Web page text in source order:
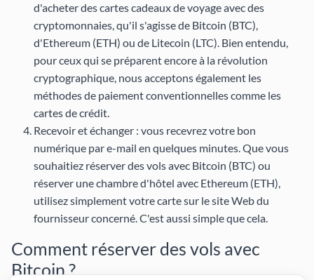
d'acheter des cartes cadeaux de voyage avec des
cryptomonnaies, qu'il s'agisse de Bitcoin (BTC),
d'Ethereum (ETH) ou de Litecoin (LTC). Bien entendu,
pour ceux qui se préparent encore à la révolution
cryptographique, nous acceptons également les
méthodes de paiement conventionnelles comme les
cartes de crédit.
Recevoir et échanger : vous recevrez votre bon
numérique par e-mail en quelques minutes. Que vous
souhaitiez réserver des vols avec Bitcoin (BTC) ou
réserver une chambre d'hôtel avec Ethereum (ETH),
utilisez simplement votre carte sur le site Web du
fournisseur concerné. C'est aussi simple que cela.
Comment réserver des vols avec
Bitcoin ?